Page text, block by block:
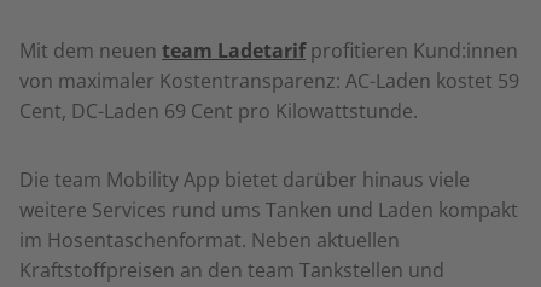
Mit dem neuen team Ladetarifprofitieren Kund:innen
von maximaler Kostentransparenz: AC-Laden kostet 59
Cent, DC-Laden 69 Cent pro Kilowattstunde.
Die team Mobility App bietet darüber hinaus viele
weitere Services rund ums Tanken und Laden kompakt
im Hosentaschenformat. Neben aktuellen
Kraftstoffpreisen an den team Tankstellen und